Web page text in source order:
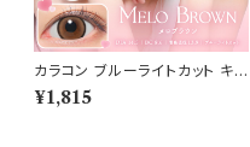
カラコン ブルーライトカット キャ
ンディーマジック ワンデー 【CO
LOR：メロブラウン】1箱10枚 度
¥1,815